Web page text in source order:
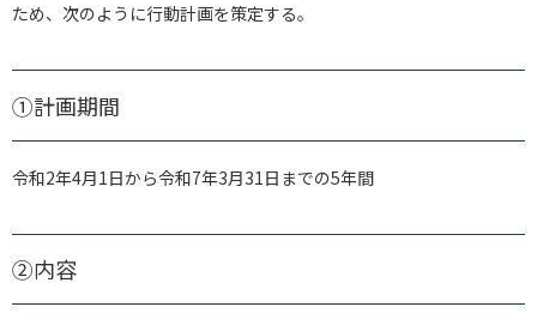
ため、次のように行動計画を策定する。
①計画期間
令和2年4月1日から令和7年3月31日までの5年間
②内容